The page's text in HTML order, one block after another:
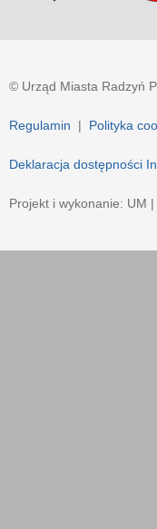
© Urząd Miasta Radzyń
Regulamin | Polityka
Deklaracja dostępności
Projekt i wykonanie: UM |